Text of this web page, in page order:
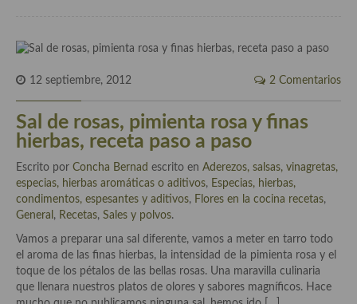
Carne
Pescado y Marisco
Postres con frutas
Quesos, recetas
Salazones y encurtidos
Recetas de Cuaresma
Recetas maridadas con los mejores AOVES
12 septiembre, 2012 2 Comentarios
Sal de rosas, pimienta rosa y finas
hierbas, receta paso a paso
Escrito por Concha Bernad escrito en Aderezos, salsas, vinagretas,
especias, hierbas aromáticas o aditivos, Especias, hierbas,
condimentos, espesantes y aditivos, Flores en la cocina recetas,
General , Recetas, Sales y polvos.
Vamos a preparar una sal diferente, vamos a meter en tarro todo
el aroma de las finas hierbas, la intensidad de la pimienta rosa y el
toque de los pétalos de las bellas rosas. Una maravilla culinaria
que llenara nuestros platos de olores y sabores magníficos. Hace